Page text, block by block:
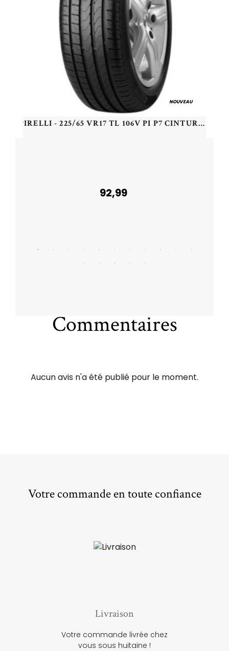
NOUVEAU
PIRELLI - 225/65 VR17 TL 106V PI P7 CINTURATO XL (P7C2) - 2256517 - CAB
92,99
Commentaires
Aucun avis n'a été publié pour le moment.
Votre commande en toute confiance
Livraison
Votre commande livrée chez
vous sous huitaine !